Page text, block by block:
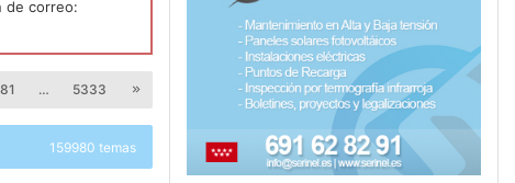
de correo:
… 5333
159980 temas